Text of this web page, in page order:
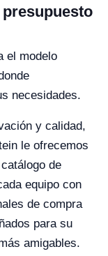
el modelo
necesidades.
y calidad,
le ofrecemos
de
equipo con
de compra
para su
amigables.